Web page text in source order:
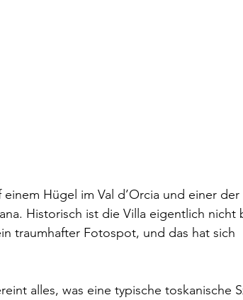
Hügel im Val d’Orcia und einer der
Historisch ist die Villa eigentlich nicht
traumhafter Fotospot, und das hat sich
alles, was eine typische toskanische